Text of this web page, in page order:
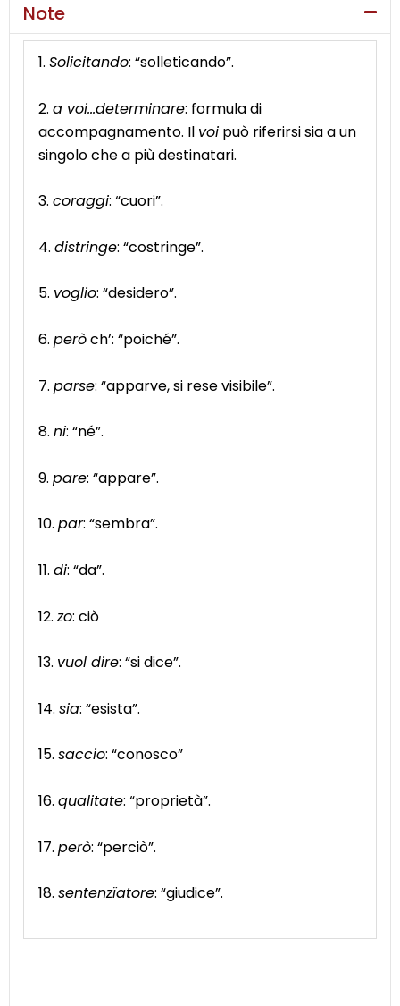
Note
1. Solicitando: “solleticando”.
2. a voi…determinare: formula di
accompagnamento. Il voi può riferirsi sia a un
singolo che a più destinatari.
3. coraggi: “cuori”.
4. distringe: “costringe”.
5. voglio: “desidero”.
6. peròch’: “poiché”.
7. parse: “apparve, si rese visibile”.
8. ni: “né”.
9. pare: “appare”.
10. par: “sembra”.
11. di: “da”.
12. zo: ciò
13. vuol dire: “si dice”.
14. sia: “esista”.
15. saccio: “conosco”
16. qualitate: “proprietà”.
17. però: “perciò”.
18. sentenzïatore: “giudice”.